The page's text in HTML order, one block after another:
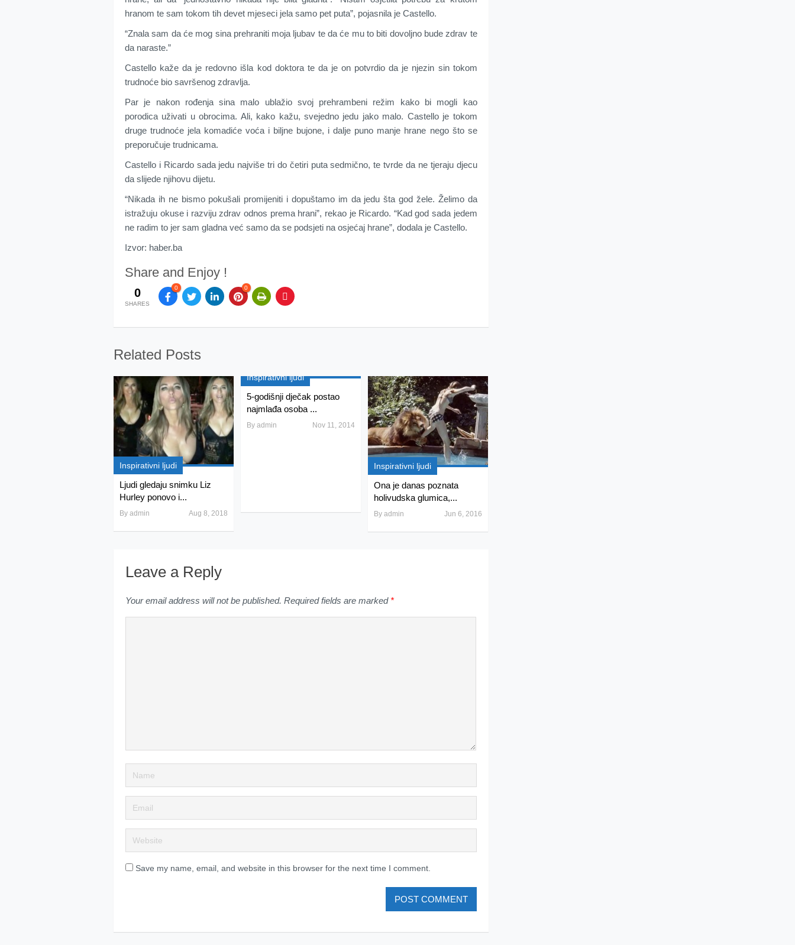
hranom te sam tokom tih devet mjeseci jela samo pet puta”, pojasnila je Castello.
“Znala sam da će mog sina prehraniti moja ljubav te da će mu to biti dovoljno bude zdrav te
da naraste.”
Castello kaže da je redovno išla kod doktora te da je on potvrdio da je njezin sin tokom
trudnoće bio savršenog zdravlja.
Par je nakon rođenja sina malo ublažio svoj prehrambeni režim kako bi mogli kao
porodica uživati u obrocima. Ali, kako kažu, svejedno jedu jako malo. Castello je tokom
druge trudnoće jela komadiće voća i biljne bujone, i dalje puno manje hrane nego što se
preporučuje trudnicama.
Castello i Ricardo sada jedu najviše tri do četiri puta sedmično, te tvrde da ne tjeraju djecu
da slijede njihovu dijetu.
“Nikada ih ne bismo pokušali promijeniti i dopuštamo im da jedu šta god žele. Želimo da
istražuju okuse i razviju zdrav odnos prema hrani”, rekao je Ricardo. “Kad god sada jedem
ne radim to jer sam gladna već samo da se podsjeti na osjećaj hrane”, dodala je Castello.
Izvor: haber.ba
Share and Enjoy !
0
SHARES
0 0
Related Posts
Inspirativni ljudi
Ljudi gledaju snimku Liz
Hurley ponovo i...
By admin Aug 8, 2018
Inspirativni ljudi
5-godišnji dječak postao
najmlađa osoba ...
By admin Nov 11, 2014
Inspirativni ljudi
Ona je danas poznata
holivudska glumica,...
By admin Jun 6, 2016
Leave a Reply
Your email address will not be published. Required fields are marked *
Save my name, email, and website in this browser for the next time I comment.